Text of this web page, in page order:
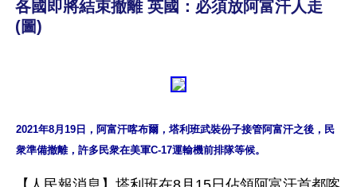
各國即將結束撤離 英國：必須放阿富汗人走
(圖)
2021年8月19日，阿富汗喀布爾，塔利班武裝份子接管阿富汗之後，民